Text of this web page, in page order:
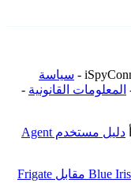
سياسة
المعلومات القانونية -
دليل مستخدم Agent